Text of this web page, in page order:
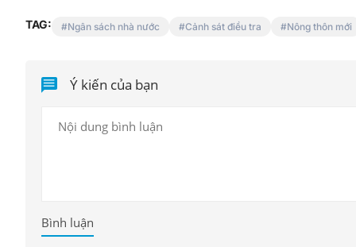
TAG: Ngân sách nhà nước Cảnh sát điều tra Nông thôn mới
Ý kiến của bạn
Bình luận